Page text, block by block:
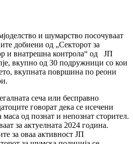
и шумарство посочуваат
добиени од „Секторот за
и внатрешна контрола“ од ЈП
вкупно од 30 подружници со кои
вкупната површина по реони
сеча или бесправно
говорат дека се исечени
од познат и непознат сторител.
за актуелната 2024 година.
за оваа активност ЈП